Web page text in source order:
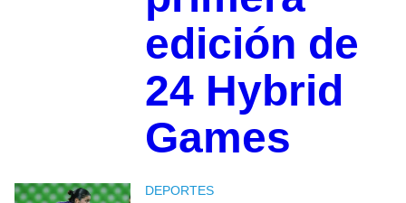
edición de
24 Hybrid
Games
DEPORTES